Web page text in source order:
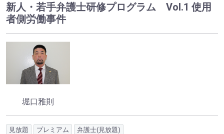
新人・若手弁護士研修プログラム Vol.1 使用
者側労働事件
堀口雅則
見放題 プレミアム 弁護士(見放題)